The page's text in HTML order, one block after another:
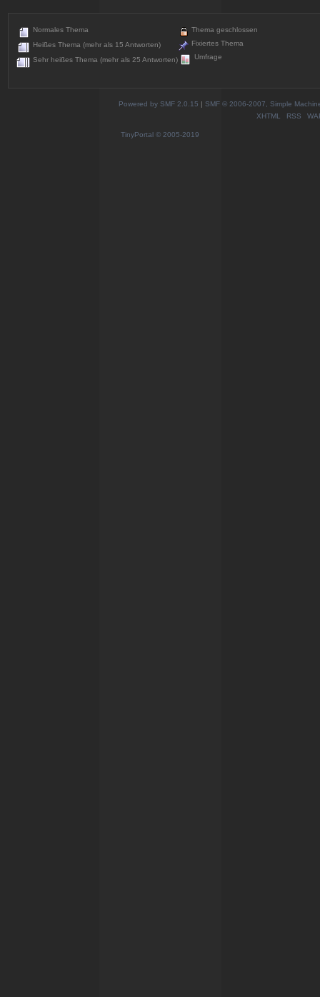
Normales Thema
Heißes Thema (mehr als 15 Antworten)
Sehr heißes Thema (mehr als 25 Antworten)
Thema geschlossen
Fixiertes Thema
Umfrage
Powered by SMF 2.0.15 | SMF © 2006-2007, Simple
XHTML
RSS
TinyPortal © 2005-2019